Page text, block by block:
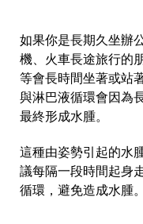
如果你是長期久坐辦
機、火車長途旅行的
等會長時間坐著或站
與淋巴液循環會因為
最終形成水腫。
這種由姿勢引起的水
議每隔一段時間起身
循環，避免造成水腫。